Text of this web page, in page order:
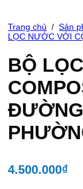
Trang chủ / Sản
LỌC NƯỚC VỚI
BỘ
4.500.000₫